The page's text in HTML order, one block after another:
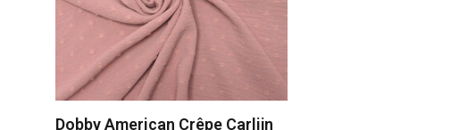
Dobby American Crêpe Carlijn